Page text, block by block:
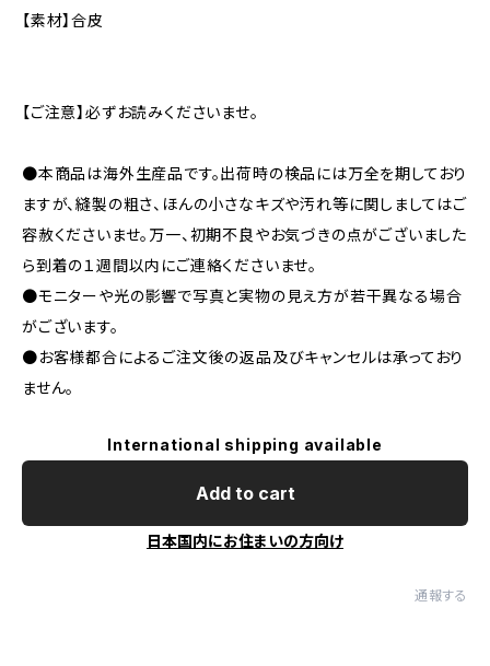
【素材】合皮
【ご注意】必ずお読みくださいませ。
●本商品は海外生産品です。出荷時の検品には万全を期しており
ますが、縫製の粗さ、ほんの小さなキズや汚れ等に関しましてはご
容赦くださいませ。万一、初期不良やお気づきの点がございました
ら到着の１週間以内にご連絡くださいませ。
●モニターや光の影響で写真と実物の見え方が若干異なる場合
がございます。
●お客様都合によるご注文後の返品及びキャンセルは承っており
ません。
International shipping available
Add to cart
日本国内にお住まいの方向け
通報する